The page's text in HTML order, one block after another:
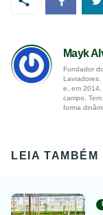
Mayk
Fundador
Lavradores.
e, em 2014,
campo.
forma
LEIA TAMBÉM